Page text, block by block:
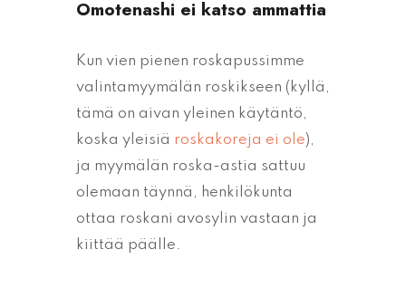
Omotenashi ei katso ammattia
Kun vien pienen roskapussimme
valintamyymälän roskikseen (kyllä,
tämä on aivan yleinen käytäntö,
koska yleisiä roskakoreja ei ole),
ja myymälän roska-astia sattuu
olemaan täynnä, henkilökunta
ottaa roskani avosylin vastaan ja
kiittää päälle.